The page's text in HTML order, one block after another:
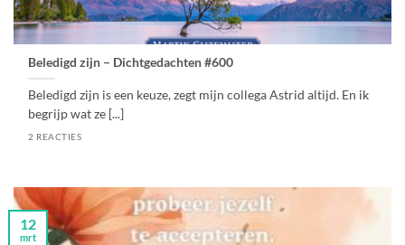
Beledigd zijn – Dichtgedachten #600
Beledigd zijn is een keuze, zegt mijn collega Astrid altijd. En ik
begrijp wat ze [...]
2 REACTIES
12
mrt